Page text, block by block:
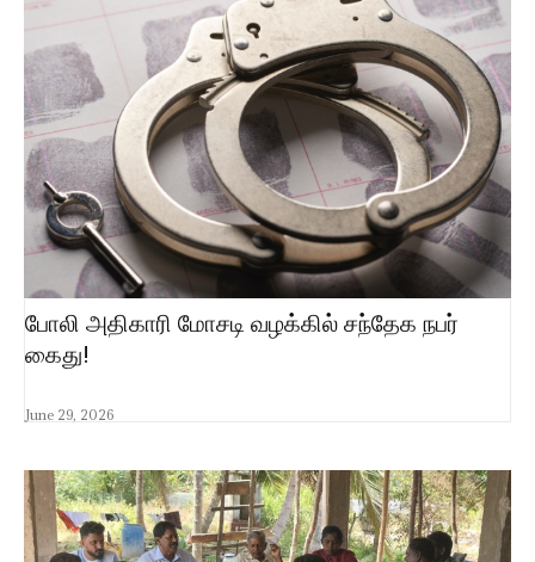
போலி அதிகாரி மோசடி வழக்கில் சந்தேக நபர்
கைது!
June 29, 2026